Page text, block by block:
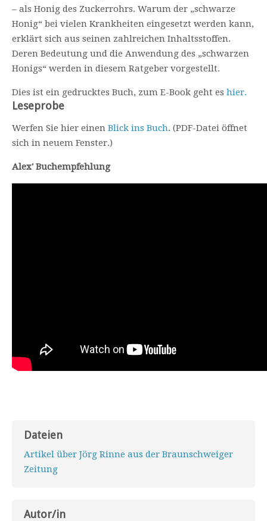
– als Honig des Zuckerrohrs. Warum der „schwarze
Honig“ bei vielen Krankheiten eingesetzt werden kann,
erklärt sich aus seinen zahlreichen Inhaltsstoffen.
Deren Bedeutung und die Anwendung des „schwarzen
Honigs“ werden in diesem Ratgeber vorgestellt.
Dies ist ein gedrucktes Buch, zum E-Book geht es hier.
Leseprobe
Werfen Sie hier einen Blick ins Buch. (PDF-Datei öffnet
sich in neuem Fenster.)
Alex' Buchempfehlung
Dateien
Artikel über Jörg Rinne aus der Braunschweiger
Zeitung
Autor/in